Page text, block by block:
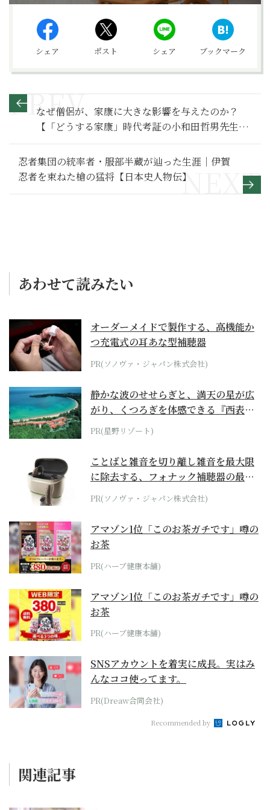
シェア ポスト シェア ブックマーク
なぜ僧侶が、家康に大きな影響を与えたのか？
【「どうする家康」時代考証の小和田哲男先生が
語る「家康の実像」】
忍者集団の統率者・服部半蔵が辿った生涯｜伊賀
忍者を束ねた槍の猛将【日本史人物伝】
あわせて読みたい
オーダーメイドで製作する、高機能か
つ充電式の耳あな型補聴器
PR(ソノヴァ・ジャパン株式会社)
静かな波のせせらぎと、満天の星が広
がり、くつろぎを体感できる『西表島
ホテル by...
PR(星野リゾート)
ことばと雑音を切り離し雑音を最大限
に除去する、フォナック補聴器の最上
位モデル
PR(ソノヴァ・ジャパン株式会社)
アマゾン1位「このお茶ガチです」噂の
お茶
PR(ハーブ健康本舗)
アマゾン1位「このお茶ガチです」噂の
お茶
PR(ハーブ健康本舗)
SNSアカウントを着実に成長。実はみ
んなココ使ってます。
PR(Dreaw合同会社)
Recommended by
関連記事